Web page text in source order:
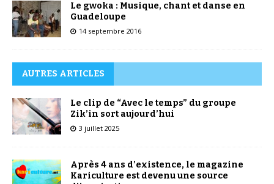
Le gwoka : Musique, chant et danse en
Guadeloupe
14 septembre 2016
AUTRES ARTICLES
Le clip de “Avec le temps” du groupe
Zik’in sort aujourd’hui
3 juillet 2025
Après 4 ans d’existence, le magazine
Kariculture est devenu une source